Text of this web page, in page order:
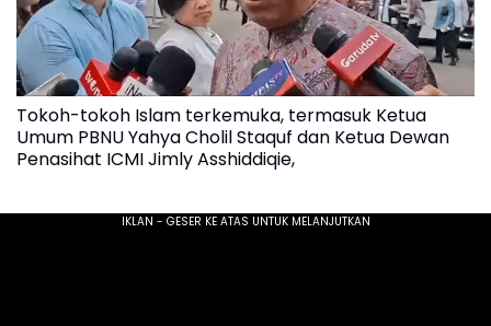
Tokoh-tokoh Islam terkemuka, termasuk Ketua
Umum PBNU Yahya Cholil Staquf dan Ketua Dewan
Penasihat ICMI Jimly Asshiddiqie,